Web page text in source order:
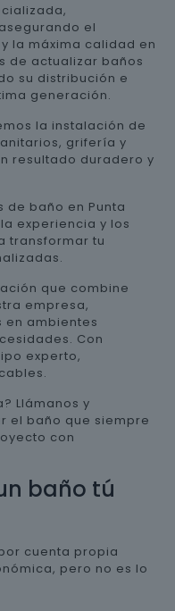
el
la máxima calidad en
de actualizar baños
su distribución e
generación.
la instalación de
grifería y
resultado duradero y
de baño en Punta
experiencia y los
transformar tu
que combine
empresa,
en ambientes
Con
experto,
Llámanos y
el baño que siempre
con
baño tú
cuenta propia
pero no es lo